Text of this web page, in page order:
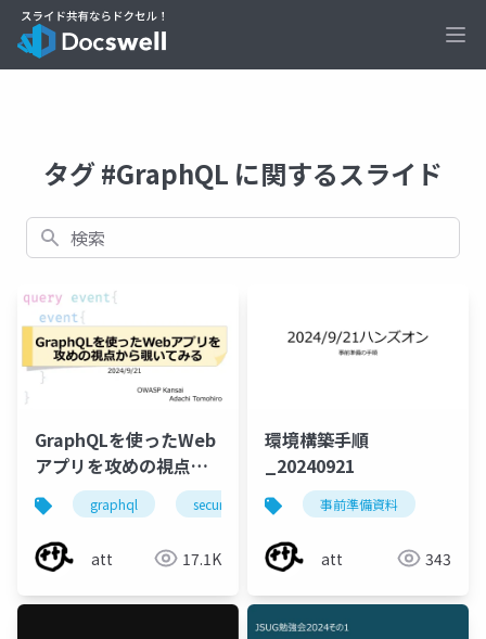
タグ #GraphQL に関するスライド
検索
GraphQLを使ったWeb
アプリを攻めの視点か
ら覗いてみる
graphql security owaspkansai
att 17.1K
環境構築手順
_20240921
事前準備資料
att 343